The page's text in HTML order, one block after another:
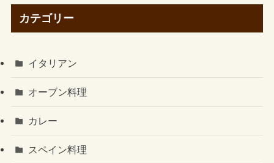
カテゴリー
イタリアン
オーブン料理
カレー
スペイン料理